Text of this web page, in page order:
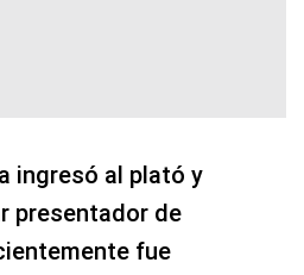
ingresó al plató y
presentador de
fue